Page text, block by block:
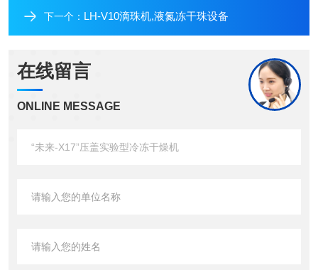
下一个： LH-V10滴珠机,液氮冻干珠设备
在线留言
ONLINE MESSAGE